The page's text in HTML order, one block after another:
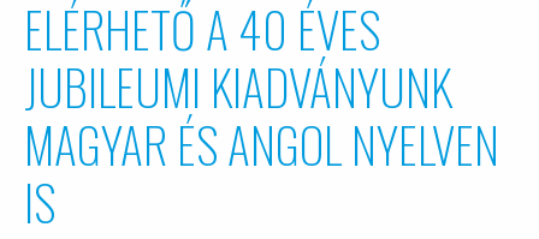
ELÉRHETŐ A 40 ÉVES
JUBILEUMI KIADVÁNYUNK
MAGYAR ÉS ANGOL NYELVEN
IS